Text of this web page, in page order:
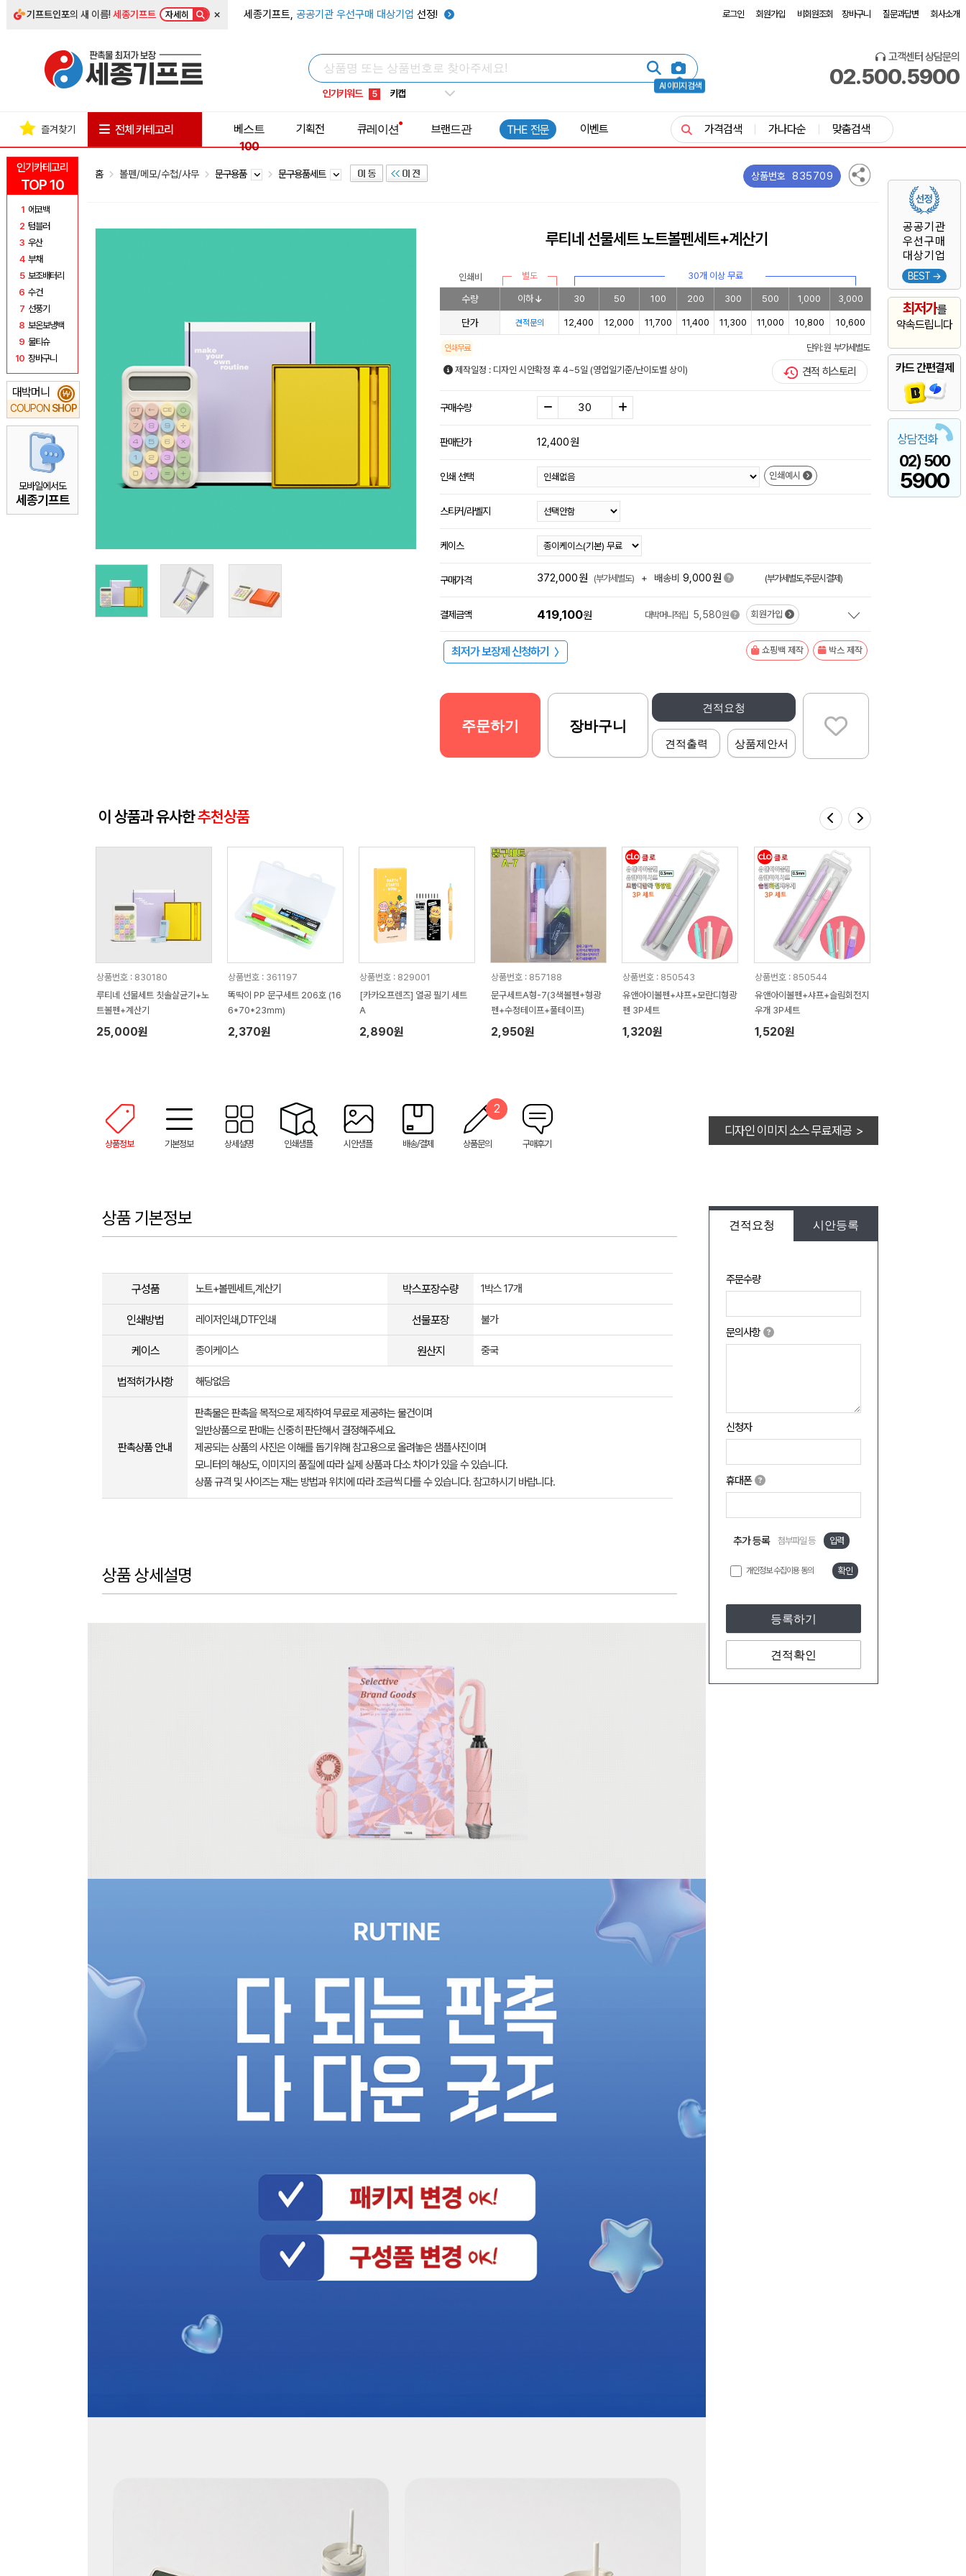
기프트인포의 새 이름!세종기프트 자세히 × 세종기프트, 공공기관 우선구매 대상기업 선정! 로그인 회원가입 비회원조회 장바구니 질문과답변 회사소개
AI 이미지 검색
인기키워드
1 선풍기
4 보온보냉백
5 키캡
7 텀블러
9 넥쿨러
고객센터 상담문의
02.500.5900
인기카테고리
TOP 10
1 에코백
2 텀블러
3 우산
4 부채
5 보조배터리
6 수건
7 선풍기
8 보온보냉백
9 물티슈
10 장바구니
대박머니
COUPON SHOP
₩
모바일에서도
세종기프트
공공기관
우선구매
대상기업
BEST →
최저가를
약속드립니다
카드 간편결제
상담전화
02) 500
5900
즐겨찾기 전체 카테고리
베스트
100
기획전 큐레이션 브랜드관 THE 전문 이벤트 가격검색 가나다순 맞춤검색
홈 볼펜/메모/수첩/사무 문구용품 문구용품세트 상품번호 835709
루티네 선물세트 노트볼펜세트+계산기
인쇄비 별도 30개 이상 무료
수량 이하 30 50 100 200 300 500 1,000 3,000
단가 견적문의 12,400 12,000 11,700 11,400 11,300 11,000 10,800 10,600
인쇄무료 단위: 원 부가세별도
제작일정 : 디자인 시안확정 후 4~5일 (영업일기준/난이도별 상이) 견적 히스토리
구매수량
판매단가 12,400원
인쇄 선택 인쇄예시
스티커/라벨지
케이스
구매가격 372,000원 (부가세별도) + 배송비 9,000원 (부가세별도,주문시결제)
결제금액 419,100원 대박머니적립 5,580원 회원가입
최저가 보장제 신청하기 〉 쇼핑백 제작 박스 제작
견적요청
견적출력 상품제안서
주문하기 장바구니
이 상품과 유사한추천상품
상품번호 : 830180
루티네 선물세트 칫솔살균기+노
트볼펜+계산기
25,000원
상품번호 : 361197
똑딱이 PP 문구세트 206호 (16
6*70*23mm)
2,370원
상품번호 : 829001
[카카오프렌즈] 열공 필기 세트
A
2,890원
상품번호 : 857188
문구세트A형-7(3색볼펜+형광
펜+수정테이프+풀테이프)
2,950원
상품번호 : 850543
유앤아이볼펜+샤프+모란디형광
펜 3P세트
1,320원
상품번호 : 850544
유앤아이볼펜+샤프+슬림회전지
우개 3P세트
1,520원
상품정보 기본정보 상세설명 인쇄샘플 시안샘플 배송/결제 상품문의
2
구매후기
디자인 이미지 소스 무료제공 >
견적요청 시안등록
주문수량
문의사항
신청자
휴대폰
추가 등록 첨부파일 등 입력
개인정보 수집이용 동의 확인
등록하기
견적확인
상품 기본정보
구성품 노트+볼펜세트,계산기 박스포장수량 1박스 17개
인쇄방법 레이저인쇄,DTF인쇄 선물포장 불가
케이스 종이케이스 원산지 중국
법적허가사항 해당없음
판촉상품 안내
판촉물은 판촉을 목적으로 제작하여 무료로 제공하는 물건이며
일반상품으로 판매는 신중히 판단해서 결정해주세요.
제공되는 상품의 사진은 이해를 돕기위해 참고용으로 올려놓은 샘플사진이며
모니터의 해상도, 이미지의 품질에 따라 실제 상품과 다소 차이가 있을 수 있습니다.
상품 규격 및 사이즈는 재는 방법과 위치에 따라 조금씩 다를 수 있습니다. 참고하시기 바랍니다.
상품 상세설명